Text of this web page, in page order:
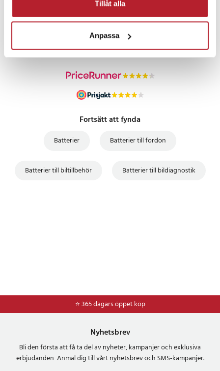
Tillåt alla
Anpassa
PRISGARANTI
UTFÖRSÄLJNING
Fortsätt att fynda
Batterier Batterier till fordon
Batterier till biltillbehör Batterier till bildiagnostik
⭐ 365 dagars öppet köp
⭐Frakt 49kr *
Nyhetsbrev
Bli den första att få ta del av nyheter, kampanjer och exklusiva
erbjudanden Anmäl dig till vårt nyhetsbrev och SMS-kampanjer.